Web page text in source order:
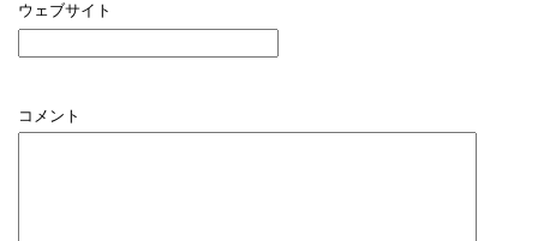
ウェブサイト
コメント